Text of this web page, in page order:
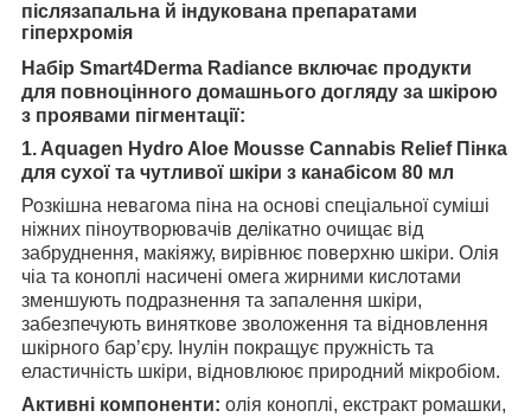
післязапальна й індукована препаратами
гіперхромія
Набір Smart4Derma Radiance включає продукти
для повноцінного домашнього догляду за шкірою
з проявами пігментації:
1. Aquagen Hydro Aloe Mousse Cannabis Relief Пінка
для сухої та чутливої шкіри з канабісом 80 мл
Розкішна невагома піна на основі спеціальної суміші
ніжних піноутворювачів делікатно очищає від
забруднення, макіяжу, вирівнює поверхню шкіри. Олія
чіа та коноплі насичені омега жирними кислотами
зменшують подразнення та запалення шкіри,
забезпечують виняткове зволоження та відновлення
шкірного бар’єру. Інулін покращує пружність та
еластичність шкіри, відновлюює природний мікробіом.
Активні компоненти: олія коноплі, екстракт ромашки,